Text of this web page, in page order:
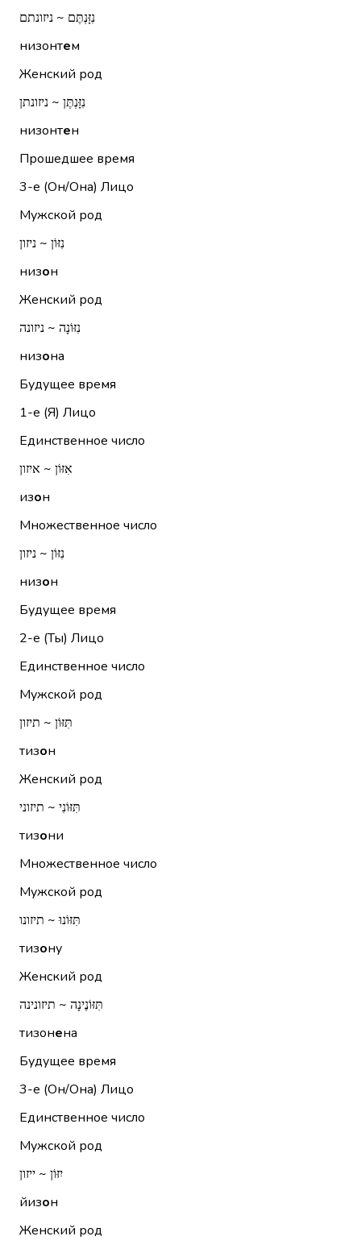
נִזָּנְתֶּם ~ ניזונתם
низонтем
Женский род
נִזָּנְתֶּן ~ ניזונתן
низонтен
Прошедшее время
3-е (Он/Она) Лицо
Мужской род
נִזּוֹן ~ ניזון
низон
Женский род
נִזּוֹנָה ~ ניזונה
низона
Будущее время
1-е (Я) Лицо
Единственное число
אִזּוֹן ~ איזון
изон
Множественное число
נִזּוֹן ~ ניזון
низон
Будущее время
2-е (Ты) Лицо
Единственное число
Мужской род
תִּזּוֹן ~ תיזון
тизон
Женский род
תִּזּוֹנִי ~ תיזוני
тизони
Множественное число
Мужской род
תִּזּוֹנוּ ~ תיזונו
тизону
Женский род
תִּזּוֹנֶינָה ~ תיזונינה
тизонена
Будущее время
3-е (Он/Она) Лицо
Единственное число
Мужской род
יִזּוֹן ~ ייזון
йизон
Женский род